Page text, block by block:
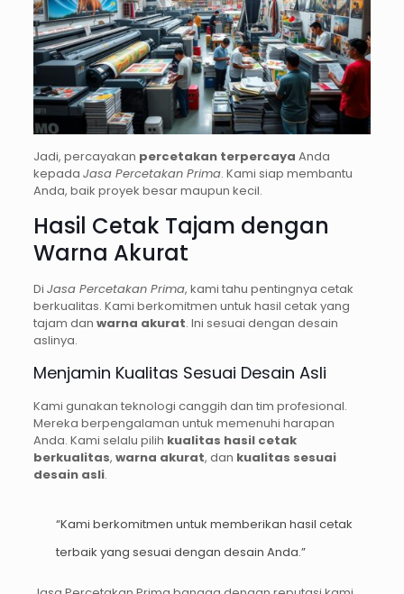
Jadi, percayakan percetakan terpercaya Anda
kepada Jasa Percetakan Prima. Kami siap membantu
Anda, baik proyek besar maupun kecil.
Hasil Cetak Tajam dengan
Warna Akurat
Di Jasa Percetakan Prima, kami tahu pentingnya cetak
berkualitas. Kami berkomitmen untuk hasil cetak yang
tajam dan warna akurat. Ini sesuai dengan desain
aslinya.
Menjamin Kualitas Sesuai Desain Asli
Kami gunakan teknologi canggih dan tim profesional.
Mereka berpengalaman untuk memenuhi harapan
Anda. Kami selalu pilih kualitas hasil cetak
berkualitas, warna akurat, dan kualitas sesuai
desain asli.
“Kami berkomitmen untuk memberikan hasil cetak
terbaik yang sesuai dengan desain Anda.”